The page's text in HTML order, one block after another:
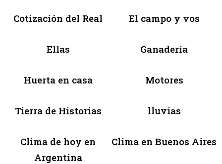
Cotización del Real El campo y vos
Ellas Ganadería
Huerta en casa Motores
Tierra de Historias lluvias
Clima de hoy en
Argentina
Clima en Buenos Aires